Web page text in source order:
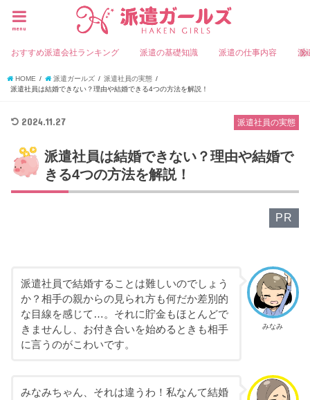
menu
おすすめ派遣会社ランキング 派遣の基礎知識 派遣の仕事内容 派
HOME 派遣ガールズ
派遣社員の実態
派遣社員は結婚できない？理由や結婚できる4つの方法を解説！
派遣社員の実態
2024.11.27
派遣社員は結婚できない？理由や結婚で
きる4つの方法を解説！
PR
みなみ
派遣社員で結婚することは難しいのでしょう
か？相手の親からの見られ方も何だか差別的
な目線を感じて…。それに貯金もほとんどで
きませんし、お付き合いを始めるときも相手
に言うのがこわいです。
みなみちゃん、それは違うわ！私なんて結婚